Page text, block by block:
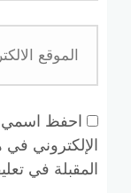
احفظ اسمي،
الإلكتروني
المقبلة في